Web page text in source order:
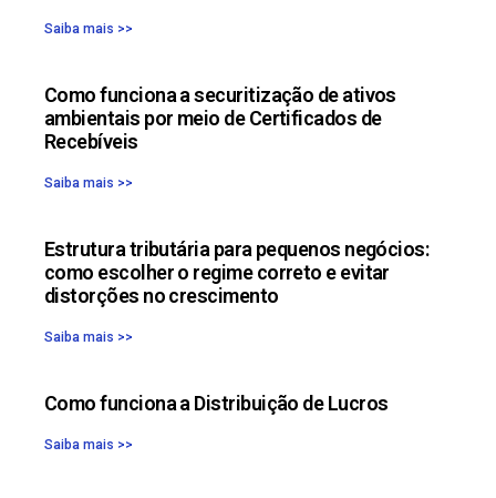
Saiba mais >>
Como funciona a securitização de ativos
ambientais por meio de Certificados de
Recebíveis
Saiba mais >>
Estrutura tributária para pequenos negócios:
como escolher o regime correto e evitar
distorções no crescimento
Saiba mais >>
Como funciona a Distribuição de Lucros
Saiba mais >>